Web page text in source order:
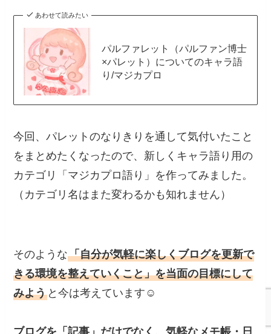
あわせて読みたい
パルファレット（パルファン博士
×パレット）についてのキャラ語
り/マジカプロ
今回、パレットのなりきりを通して気付いたこと
をまとめたくなったので、新しくキャラ語り用の
カテゴリ「マジカプロ語り」を作ってみました。
（カテゴリ名はまた変わるかも知れません）
そのような「自分が気軽に楽しくブログを更新で
きる環境を整えていくこと」を当面の目標にして
みよう と今は考えています☺️